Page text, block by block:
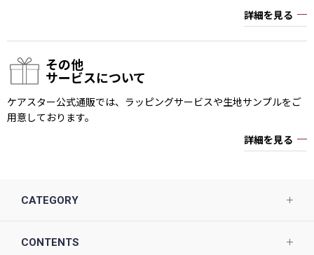
詳細を見る
その他
サービスについて
ケアスター公式通販では、ラッピングサービスや生地サンプルをご
用意しております。
詳細を見る
CATEGORY
CONTENTS